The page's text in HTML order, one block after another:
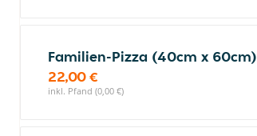
Familien-Pizza (40cm x 60cm)
22,00 €
inkl. Pfand (0,00 €)